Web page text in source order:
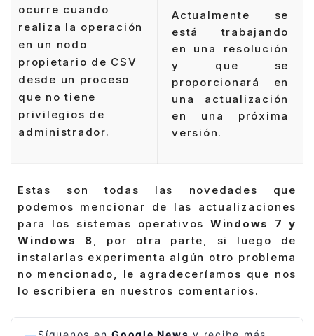
ocurre cuando
realiza la operación
en un nodo
propietario de CSV
desde un proceso
que no tiene
privilegios de
administrador.
Actualmente se
está trabajando
en una resolución
y que se
proporcionará en
una actualización
en una próxima
versión.
Estas son todas las novedades que
podemos mencionar de las actualizaciones
para los sistemas operativos Windows 7 y
Windows 8 , por otra parte, si luego de
instalarlas experimenta algún otro problema
no mencionado, le agradeceríamos que nos
lo escribiera en nuestros comentarios.